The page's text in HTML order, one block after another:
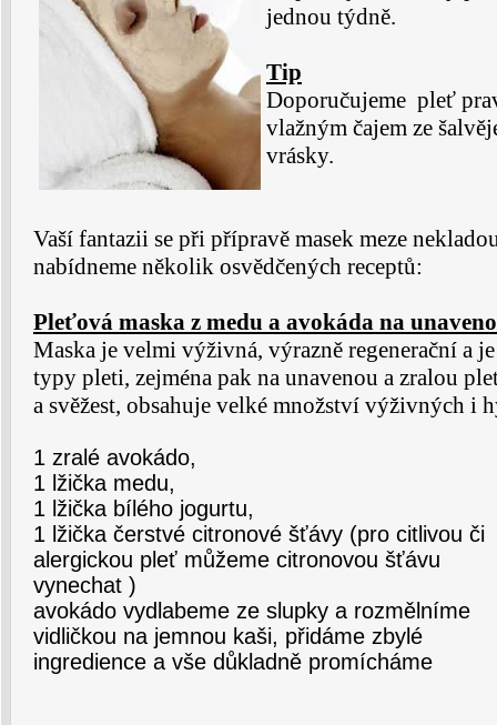
jednou týdně.
Tip
Doporučujeme pleť
vlažným čajem ze
vrásky.
Vaší fantazii se při přípravě masek meze
nabídneme několik osvědčených receptů:
Pleťová maska z medu a avokáda na
Maska je velmi výživná, výrazně regenerační a
typy pleti, zejména pak na unavenou a zralou
a svěžest, obsahuje velké množství výživných i
1 zralé avokádo,
1 lžička medu,
1 lžička bílého jogurtu,
1 lžička čerstvé citronové šťávy (pro citlivou či
alergickou pleť můžeme citronovou šťávu
vynechat )
avokádo vydlabeme ze slupky a rozmělníme
vidličkou na jemnou kaši, přidáme zbylé
ingredience a vše důkladně promícháme